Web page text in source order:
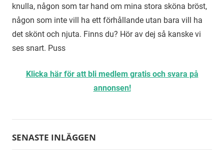
knulla, någon som tar hand om mina stora sköna bröst,
någon som inte vill ha ett förhållande utan bara vill ha
det skönt och njuta. Finns du? Hör av dej så kanske vi
ses snart. Puss
Klicka här för att bli medlem gratis och svara på
annonsen!
SENASTE INLÄGGEN